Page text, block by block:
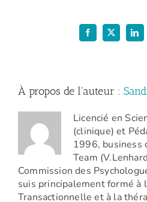
Facebook
X
À propos de l'auteur :
Licencié en
(clinique) et
1996, business
Team
Commission des
suis principalement formé à
Transactionnelle et à la